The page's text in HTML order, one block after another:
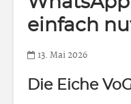
einfach
13. Mai 2026
Die Eiche